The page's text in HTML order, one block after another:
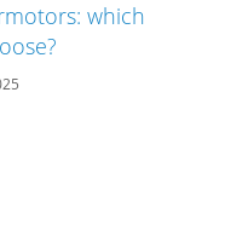
which